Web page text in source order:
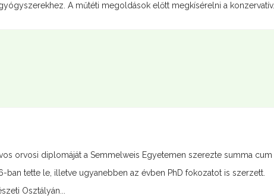
A műtéti megoldások előtt megkísérelni a konzervatív...
orvosi diplomáját a Semmelweis Egyetemen szerezte summa cum
ban tette le, illetve ugyanebben az évben PhD fokozatot is szerzett.
Osztályán...